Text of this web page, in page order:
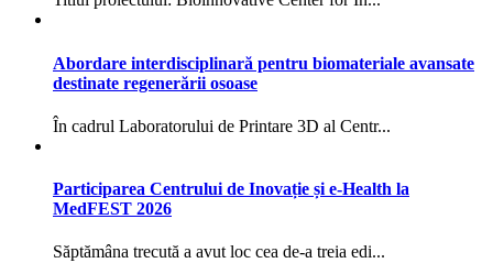
Abordare interdisciplinară pentru biomateriale avansate
destinate regenerării osoase
În cadrul Laboratorului de Printare 3D al Centr...
Participarea Centrului de Inovație și e-Health la
MedFEST 2026
Săptămâna trecută a avut loc cea de-a treia edi...